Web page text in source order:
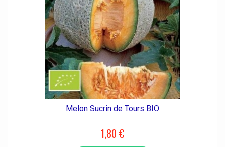
Melon Sucrin de Tours BIO
1,80 €